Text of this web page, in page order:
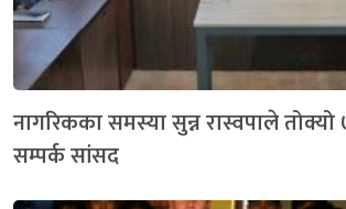
नागरिकका समस्या सुन्न रास्वपाले
सम्पर्क सांसद